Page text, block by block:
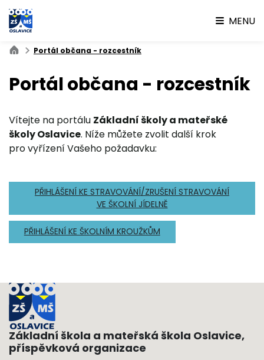
MENU
Portál občana - rozcestník
Portál občana - rozcestník
Vítejte na portálu Základní školy a mateřské
školy Oslavice. Níže můžete zvolit další krok
pro vyřízení Vašeho požadavku:
PŘIHLÁŠENÍ KE STRAVOVÁNÍ/ZRUŠENÍ STRAVOVÁNÍ
VE ŠKOLNÍ JÍDELNĚ
PŘIHLÁŠENÍ KE ŠKOLNÍM KROUŽKŮM
Základní škola a mateřská škola Oslavice,
příspěvková organizace